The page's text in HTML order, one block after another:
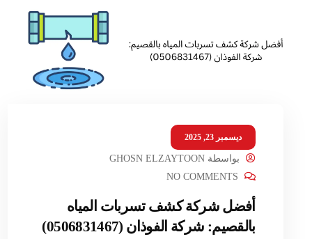
ديسمبر 23, 2025
بواسطةGHOSN ELZAYTOON
NO COMMENTS
أفضل شركة كشف تسربات المياه
بالقصيم: شركة الفوذان (0506831467)